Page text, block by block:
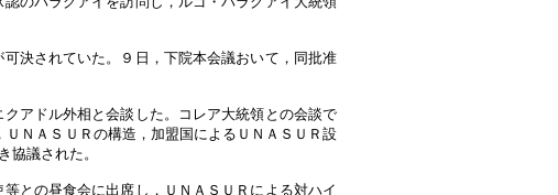
決されていた。９日，下院本会議おいて，同批准
アドル外相と会談した。コレア大統領との会談で
ＮＡＳＵＲの構造，加盟国によるＵＮＡＳＵＲ設
協議された。
との昼食会に出席し，ＵＮＡＳＵＲによる対ハイ